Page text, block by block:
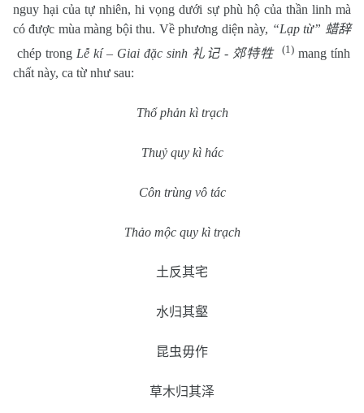
nguy hại của tự nhiên, hi vọng dưới sự phù hộ của thần linh mà
có được mùa màng bội thu. Về phương diện này, “Lạp từ” 蜡辞
chép trong Lễ kí – Giai đặc sinh 礼记- 郊特牲 (1)mang tính
chất này, ca từ như sau:
Thổ phản kì trạch
Thuỷ quy kì hác
Côn trùng vô tác
Thảo mộc quy kì trạch
土反其宅
水归其壑
昆虫毋作
草木归其泽